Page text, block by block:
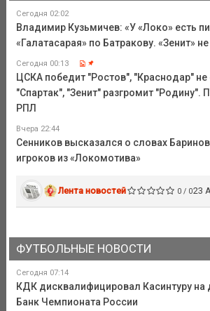
Сегодня 02:02
Владимир Кузьмичев: «У «Локо» есть
«Галатасарая» по Батракову. «Зенит»
Сегодня 00:13
ЦСКА победит "Ростов", "Краснодар" не
"Спартак", "Зенит" разгромит "Родину".
РПЛ
Вчера 22:44
Сенников высказался о словах
игроков из «Локомотива»
Лента новостей 0 / 023
ФУТБОЛЬНЫЕ НОВОСТИ
Сегодня 07:14
КДК дисквалифицировал Касинтуру
Банк Чемпионата России